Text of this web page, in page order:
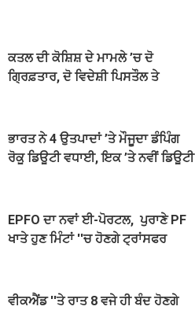
ਕਤਲ ਦੀ ਕੋਸ਼ਿਸ਼ ਦੇ ਮਾਮਲੇ ’ਚ ਦੋ
ਗ੍ਰਿਫ਼ਤਾਰ, ਦੋ ਵਿਦੇਸ਼ੀ ਪਿਸਤੌਲ ਤੇ
ਭਾਰਤ ਨੇ 4 ਉਤਪਾਦਾਂ ’ਤੇ ਮੌਜੂਦਾ ਡੰਪਿੰਗ
ਰੋਕੂ ਡਿਊਟੀ ਵਧਾਈ, ਇਕ ’ਤੇ ਨਵੀਂ ਡਿਊਟੀ
EPFO ਦਾ ਨਵਾਂ ਈ-ਪੋਰਟਲ, ਪੁਰਾਣੇ PF
ਖਾਤੇ ਹੁਣ ਮਿੰਟਾਂ ''ਚ ਹੋਣਗੇ ਟ੍ਰਾਂਸਫਰ
ਵੀਕਐਂਡ ''ਤੇ ਰਾਤ 8 ਵਜੇ ਹੀ ਬੰਦ ਹੋਣਗੇ